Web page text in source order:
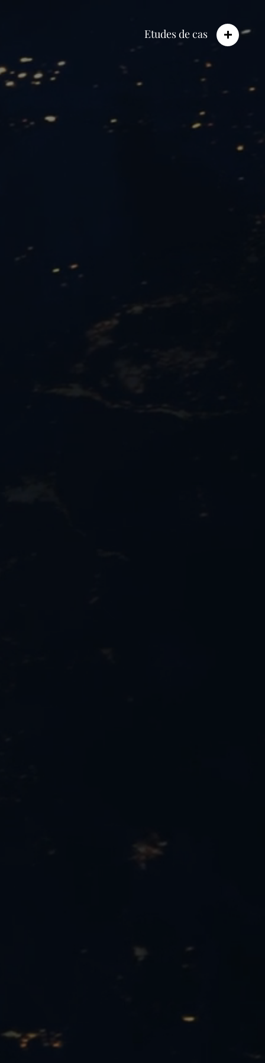
Etudes de cas